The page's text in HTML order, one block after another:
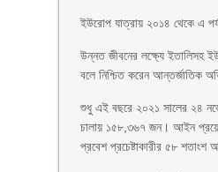
ইউরোপ যাত্রায় ২০১৪ থেকে এ
উন্নত জীবনের লক্ষ্যে ইতালিসহ
বলে নিশ্চিত করেন আন্তর্জাতিক
শুধু এই বছরে ২০২১ সালের ২৪
চালায় ১৫৮,৩৬৭ জন। আইন
প্রবেশ প্রচেষ্টাকারীর ৫৮